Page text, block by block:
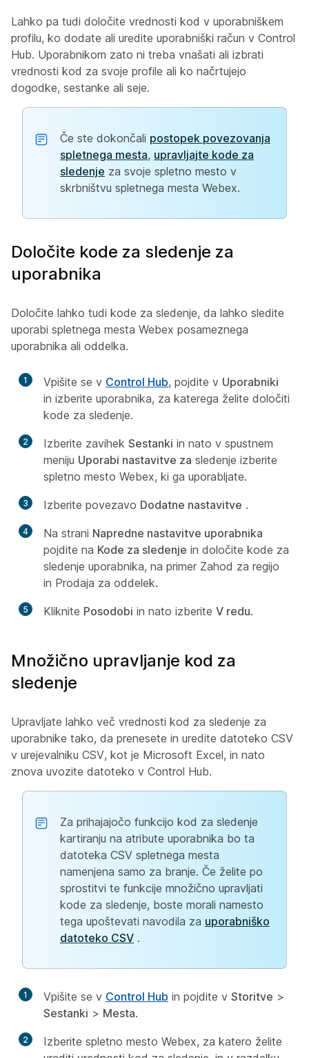
Lahko pa tudi določite vrednosti kod v uporabniškem
profilu, ko dodate ali uredite uporabniški račun v Control
Hub. Uporabnikom zato ni treba vnašati ali izbrati
vrednosti kod za svoje profile ali ko načrtujejo
dogodke, sestanke ali seje.
Če ste dokončali postopek povezovanja
spletnega mesta, upravljajte kode za
sledenje za svoje spletno mesto v
skrbništvu spletnega mesta Webex.
Določite kode za sledenje za
uporabnika
Določite lahko tudi kode za sledenje, da lahko sledite
uporabi spletnega mesta Webex posameznega
uporabnika ali oddelka.
1 Vpišite se v Control Hub, pojdite v Uporabniki
in izberite uporabnika, za katerega želite določiti
kode za sledenje.
2 Izberite zavihek Sestanki in nato v spustnem
meniju Uporabi nastavitve za sledenje izberite
spletno mesto Webex, ki ga uporabljate.
3 Izberite povezavo Dodatne nastavitve .
4 Na strani Napredne nastavitve uporabnika
pojdite na Kode za sledenje in določite kode za
sledenje uporabnika, na primer Zahod za regijo
in Prodaja za oddelek.
5 Kliknite Posodobi in nato izberite V redu.
Množično upravljanje kod za
sledenje
Upravljate lahko več vrednosti kod za sledenje za
uporabnike tako, da prenesete in uredite datoteko CSV
v urejevalniku CSV, kot je Microsoft Excel, in nato
znova uvozite datoteko v Control Hub.
Za prihajajočo funkcijo kod za sledenje
kartiranju na atribute uporabnika bo ta
datoteka CSV spletnega mesta
namenjena samo za branje. Če želite po
sprostitvi te funkcije množično upravljati
kode za sledenje, boste morali namesto
tega upoštevati navodila za uporabniško
datoteko CSV .
1 Vpišite se v Control Hub in pojdite v Storitve >
Sestanki > Mesta.
2
Izberite spletno mesto Webex, za katero želite